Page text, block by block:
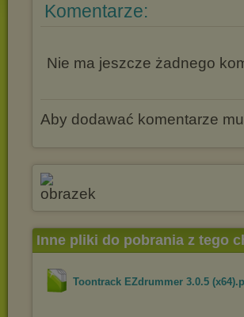
Komentarze:
Nie ma jeszcze żadnego
Aby dodawać komentarze
Inne pliki do pobrania z tego
Toontrack EZdrummer 3.0.5